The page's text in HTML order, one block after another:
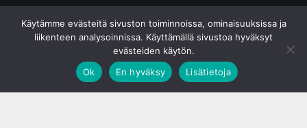
Käytämme evästeitä sivuston toiminnoissa, ominaisuuksissa ja
liikenteen analysoinnissa. Käyttämällä sivustoa hyväksyt
evästeiden käytön.
Ok
En hyväksy Lisätietoja